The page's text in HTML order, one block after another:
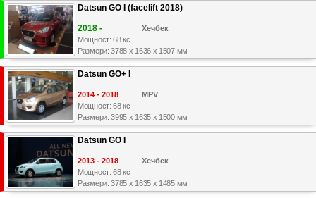
Datsun GO I (facelift 2018)
2018 -
Хечбек
Мощност: 68 кс
Размери: 3788 x 1636 x 1507 мм
Datsun GO+ I
2014 - 2018
MPV
Мощност: 68 кс
Размери: 3995 x 1635 x 1500 мм
Datsun GO I
2013 - 2018
Хечбек
Мощност: 68 кс
Размери: 3785 x 1635 x 1485 мм